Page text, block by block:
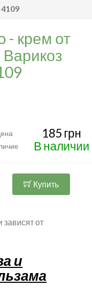
- крем от
Варикоз
185 грн
В наличии
Купить
от
и